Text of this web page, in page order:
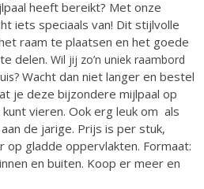
heeft bereikt? Met onze
iets speciaals van! Dit stijlvolle
raam te plaatsen en het goede
delen. Wil jij zo’n uniek raambord
Wacht dan niet langer en bestel
je deze bijzondere mijlpaal op
vieren. Ook erg leuk om als
de jarige. Prijs is per stuk,
op gladde oppervlakten. Formaat:
en buiten. Koop er meer en